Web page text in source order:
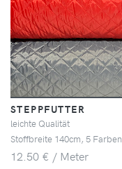
STEPPFUTTER
leichte Qualität
Stoffbreite 140cm, 5 Farben
12.50 € / Meter